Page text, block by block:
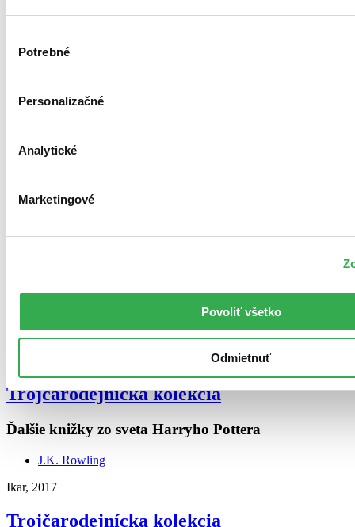
súhlasu
Potrebné
Personalizačné
Analytické
Marketingové
Povoliť všetko
Odmietnuť
Trojčarodejnícka kolekcia
Ďalšie knižky zo sveta Harryho Pottera
J.K. Rowling
Ikar, 2017
Trojčarodejnícka kolekcia